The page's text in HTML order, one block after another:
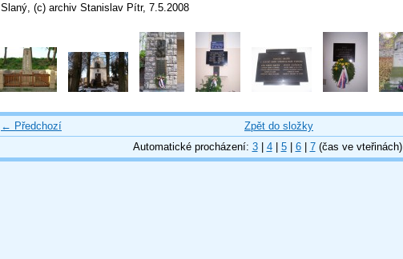
Slaný, (c) archiv Stanislav Pítr, 7.5.2008
← Předchozí
Zpět do složky
Automatické procházení: 3| 4| 5| 6| 7(čas ve vteřinách)